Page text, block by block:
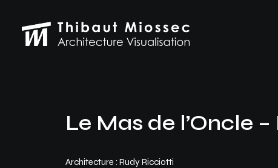
Le Mas de l’Oncle
Architecture : Rudy Ricciotti